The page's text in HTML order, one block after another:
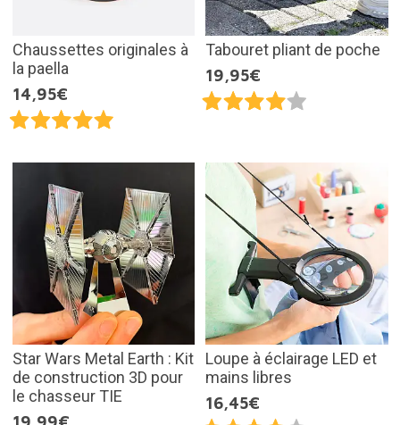
Chaussettes originales à
la paella
14,95€
Tabouret pliant de poche
19,95€
Star Wars Metal Earth : Kit
de construction 3D pour
le chasseur TIE
Loupe à éclairage LED et
mains libres
16,45€